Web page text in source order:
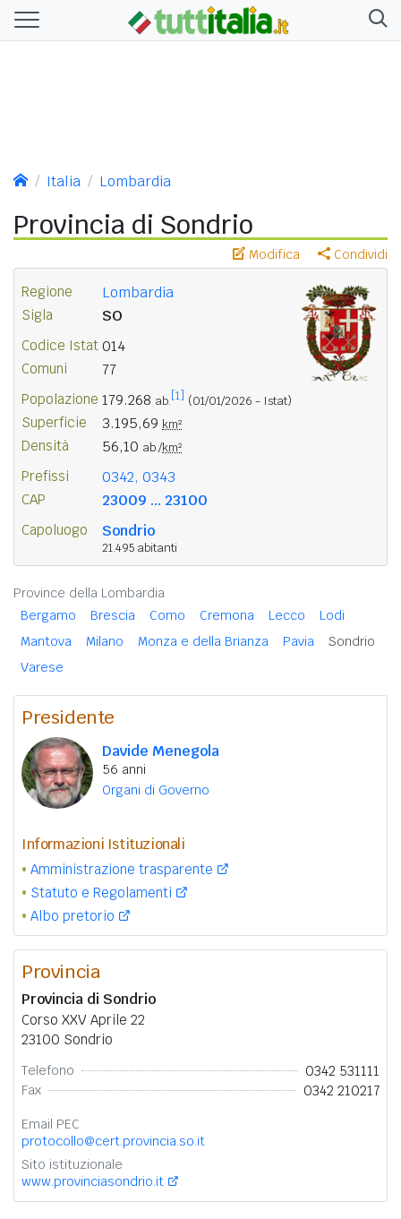
Italia Lombardia
Provincia di Sondrio
Modifica Condividi
Regione Lombardia
Sigla SO
Codice Istat 014
Comuni 77
Popolazione 179.268 ab. [1] (01/01/2026 - Istat)
Superficie 3.195,69 km²
Densità 56,10 ab./km²
Prefissi 0342, 0343
CAP 23009 ... 23100
Capoluogo Sondrio
21.495 abitanti
Province della Lombardia
Bergamo
Brescia Como Cremona Lecco
Lodi
Mantova
Milano Monza e della Brianza Pavia
Sondrio
Varese
Presidente
Davide Menegola
56 anni
Organi di Governo
Informazioni Istituzionali
Amministrazione trasparente
Statuto e Regolamenti
Albo pretorio
Provincia
Provincia di Sondrio
Corso XXV Aprile 22
23100 Sondrio
Telefono 0342 531111
Fax 0342 210217
Email PEC
protocollo@cert.provincia.so.it
Sito istituzionale
www.provinciasondrio.it